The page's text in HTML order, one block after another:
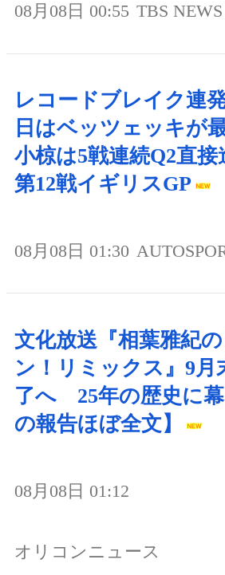
08月08日 00:55 TBS
レコードブレイク連
日はベッツェッキが最
小椋は5戦連続Q2直接
第12戦イギリスGP
08月08日 01:30
文化放送『相葉雅紀
ン！リミックス』9月
了へ 25年の歴史に
の報告ほぼ全文】
08月08日 01:12
オリコンニュース